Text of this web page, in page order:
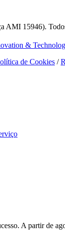
AMI 15946).
&
de Cookies /
A partir de